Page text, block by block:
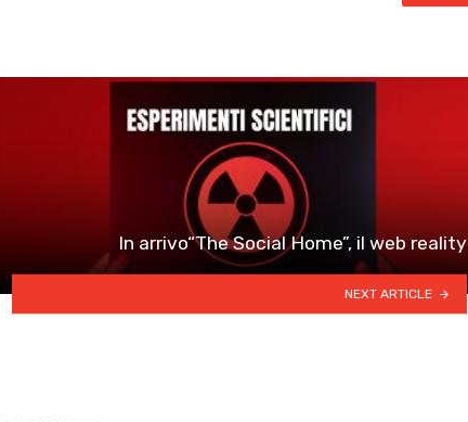
In arrivo“The Social Home”, il web reality
NEXT ARTICLE